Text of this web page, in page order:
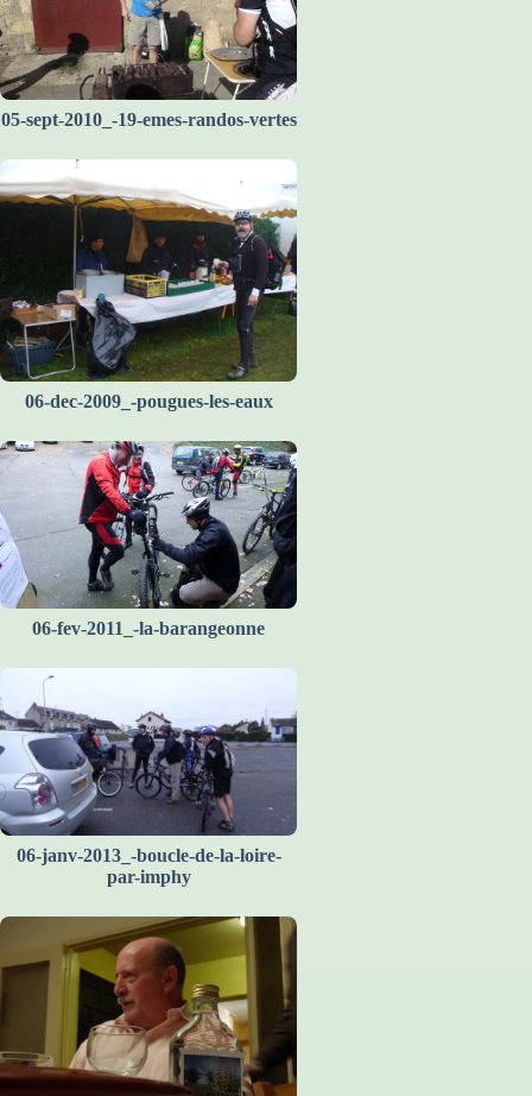
05-sept-2010_-19-emes-randos-vertes
06-dec-2009_-pougues-les-eaux
06-fev-2011_-la-barangeonne
06-janv-2013_-boucle-de-la-loire-
par-imphy